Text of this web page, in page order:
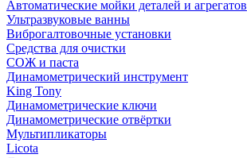
Автоматические мойки деталей и агрегатов
Ультразвуковые ванны
Виброгалтовочные установки
Средства для очистки
СОЖ и паста
Динамометрический инструмент
King Tony
Динамометрические ключи
Динамометрические отвёртки
Мультипликаторы
Licota